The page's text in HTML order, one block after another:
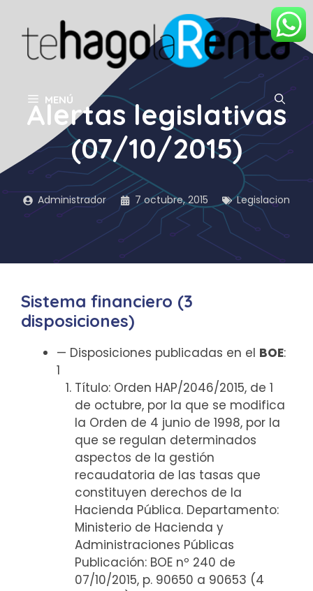
contenido
MENÚ
Alertas legislativas
(07/10/2015)
Administrador 7 octubre, 2015 Legislacion
Sistema financiero (3
disposiciones)
— Disposiciones publicadas en el BOE:
1
Título: Orden HAP/2046/2015, de 1
de octubre, por la que se modifica
la Orden de 4 junio de 1998, por la
que se regulan determinados
aspectos de la gestión
recaudatoria de las tasas que
constituyen derechos de la
Hacienda Pública. Departamento:
Ministerio de Hacienda y
Administraciones Públicas
Publicación: BOE nº 240 de
07/10/2015, p. 90650 a 90653 (4